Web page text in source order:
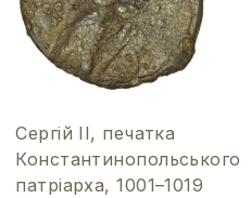
Сергій ІІ, печатка
Константинопольського
патріарха, 1001–1019